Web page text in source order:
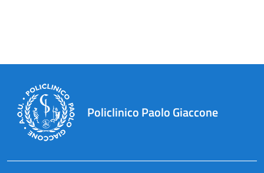
Policlinico Paolo Giaccone